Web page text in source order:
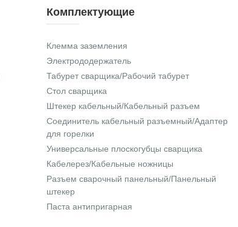
Комплектующие
Клемма заземления
Электрододержатель
Табурет сварщика/Рабочий табурет
Стол сварщика
Штекер кабельный/Кабельный разъем
Соединитель кабельный разъемный/Адаптер
для горелки
Универсальные плоскогубцы сварщика
Кабелерез/Кабельные ножницы
Разъем сварочный панельный/Панельный
штекер
Паста антипригарная